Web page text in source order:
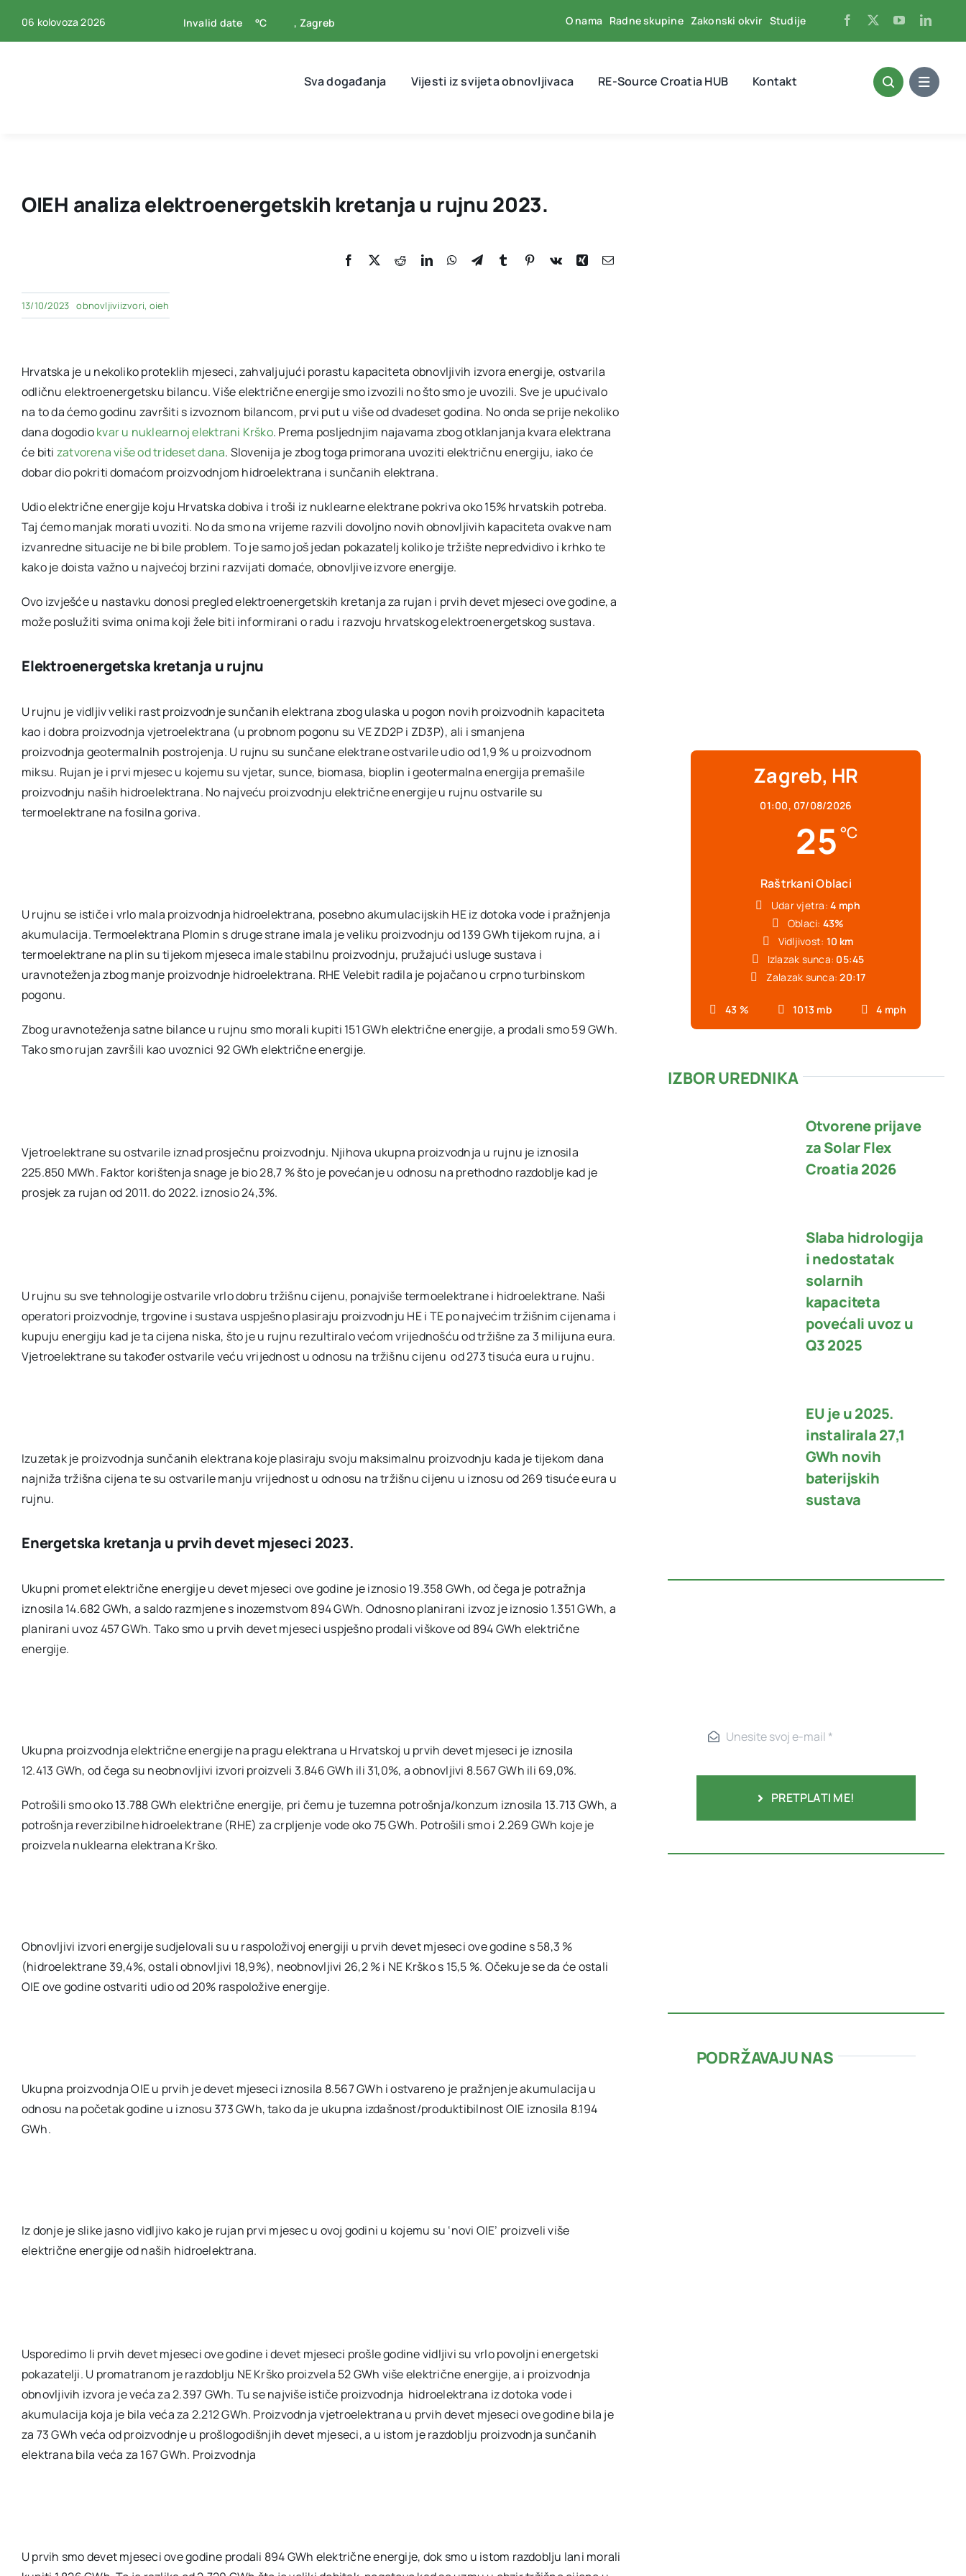
06 kolovoza 2026 Invalid date °C , Zagreb O nama Radne skupine Zakonski okvir Studije
Sva događanja Vijesti iz svijeta obnovljivaca RE-Source Croatia HUB Kontakt
OIEH analiza elektroenergetskih kretanja u rujnu 2023.
13/10/2023 obnovljiviizvori, oieh
Hrvatska je u nekoliko proteklih mjeseci, zahvaljujući porastu kapaciteta obnovljivih izvora energije, ostvarila
odličnu elektroenergetsku bilancu. Više električne energije smo izvozili no što smo je uvozili. Sve je upućivalo
na to da ćemo godinu završiti s izvoznom bilancom, prvi put u više od dvadeset godina. No onda se prije nekoliko
dana dogodiokvar u nuklearnoj elektrani Krško. Prema posljednjim najavama zbog otklanjanja kvara elektrana
će biti zatvorena više od trideset dana. Slovenija je zbog toga primorana uvoziti električnu energiju, iako će
dobar dio pokriti domaćom proizvodnjom hidroelektrana i sunčanih elektrana.
Udio električne energije koju Hrvatska dobiva i troši iz nuklearne elektrane pokriva oko 15% hrvatskih potreba.
Taj ćemo manjak morati uvoziti. No da smo na vrijeme razvili dovoljno novih obnovljivih kapaciteta ovakve nam
izvanredne situacije ne bi bile problem. To je samo još jedan pokazatelj koliko je tržište nepredvidivo i krhko te
kako je doista važno u najvećoj brzini razvijati domaće, obnovljive izvore energije.
Ovo izvješće u nastavku donosi pregled elektroenergetskih kretanja za rujan i prvih devet mjeseci ove godine, a
može poslužiti svima onima koji žele biti informirani o radu i razvoju hrvatskog elektroenergetskog sustava.
Elektroenergetska kretanja u rujnu
U rujnu je vidljiv veliki rast proizvodnje sunčanih elektrana zbog ulaska u pogon novih proizvodnih kapaciteta
kao i dobra proizvodnja vjetroelektrana (u probnom pogonu su VE ZD2P i ZD3P), ali i smanjena
proizvodnja geotermalnih postrojenja. U rujnu su sunčane elektrane ostvarile udio od 1,9 % u proizvodnom
miksu. Rujan je i prvi mjesec u kojemu su vjetar, sunce, biomasa, bioplin i geotermalna energija premašile
proizvodnju naših hidroelektrana. No najveću proizvodnju električne energije u rujnu ostvarile su
termoelektrane na fosilna goriva.
U rujnu se ističe i vrlo mala proizvodnja hidroelektrana, posebno akumulacijskih HE iz dotoka vode i pražnjenja
akumulacija. Termoelektrana Plomin s druge strane imala je veliku proizvodnju od 139 GWh tijekom rujna, a i
termoelektrane na plin su tijekom mjeseca imale stabilnu proizvodnju, pružajući usluge sustava i
uravnoteženja zbog manje proizvodnje hidroelektrana. RHE Velebit radila je pojačano u crpno turbinskom
pogonu.
Zbog uravnoteženja satne bilance u rujnu smo morali kupiti 151 GWh električne energije, a prodali smo 59 GWh.
Tako smo rujan završili kao uvoznici 92 GWh električne energije.
Vjetroelektrane su ostvarile iznad prosječnu proizvodnju. Njihova ukupna proizvodnja u rujnu je iznosila
225.850 MWh. Faktor korištenja snage je bio 28,7 % što je povećanje u odnosu na prethodno razdoblje kad je
prosjek za rujan od 2011. do 2022. iznosio 24,3%.
U rujnu su sve tehnologije ostvarile vrlo dobru tržišnu cijenu, ponajviše termoelektrane i hidroelektrane. Naši
operatori proizvodnje, trgovine i sustava uspješno plasiraju proizvodnju HE i TE po najvećim tržišnim cijenama i
kupuju energiju kad je ta cijena niska, što je u rujnu rezultiralo većom vrijednošću od tržišne za 3 milijuna eura.
Vjetroelektrane su također ostvarile veću vrijednost u odnosu na tržišnu cijenu od 273 tisuća eura u rujnu.
Izuzetak je proizvodnja sunčanih elektrana koje plasiraju svoju maksimalnu proizvodnju kada je tijekom dana
najniža tržišna cijena te su ostvarile manju vrijednost u odnosu na tržišnu cijenu u iznosu od 269 tisuće eura u
rujnu.
Energetska kretanja u prvih devet mjeseci 2023.
Ukupni promet električne energije u devet mjeseci ove godine je iznosio 19.358 GWh, od čega je potražnja
iznosila 14.682 GWh, a saldo razmjene s inozemstvom 894 GWh. Odnosno planirani izvoz je iznosio 1.351 GWh, a
planirani uvoz 457 GWh. Tako smo u prvih devet mjeseci uspješno prodali viškove od 894 GWh električne
energije.
Ukupna proizvodnja električne energije na pragu elektrana u Hrvatskoj u prvih devet mjeseci je iznosila
12.413 GWh, od čega su neobnovljivi izvori proizveli 3.846 GWh ili 31,0%, a obnovljivi 8.567 GWh ili 69,0%.
Potrošili smo oko 13.788 GWh električne energije, pri čemu je tuzemna potrošnja/konzum iznosila 13.713 GWh, a
potrošnja reverzibilne hidroelektrane (RHE) za crpljenje vode oko 75 GWh. Potrošili smo i 2.269 GWh koje je
proizvela nuklearna elektrana Krško.
Obnovljivi izvori energije sudjelovali su u raspoloživoj energiji u prvih devet mjeseci ove godine s 58,3 %
(hidroelektrane 39,4%, ostali obnovljivi 18,9%), neobnovljivi 26,2 % i NE Krško s 15,5 %. Očekuje se da će ostali
OIE ove godine ostvariti udio od 20% raspoložive energije.
Ukupna proizvodnja OIE u prvih je devet mjeseci iznosila 8.567 GWh i ostvareno je pražnjenje akumulacija u
odnosu na početak godine u iznosu 373 GWh, tako da je ukupna izdašnost/produktibilnost OIE iznosila 8.194
GWh.
Iz donje je slike jasno vidljivo kako je rujan prvi mjesec u ovoj godini u kojemu su ‘novi OIE’ proizveli više
električne energije od naših hidroelektrana.
Usporedimo li prvih devet mjeseci ove godine i devet mjeseci prošle godine vidljivi su vrlo povoljni energetski
pokazatelji. U promatranom je razdoblju NE Krško proizvela 52 GWh više električne energije, a i proizvodnja
obnovljivih izvora je veća za 2.397 GWh. Tu se najviše ističe proizvodnja hidroelektrana iz dotoka vode i
akumulacija koja je bila veća za 2.212 GWh. Proizvodnja vjetroelektrana u prvih devet mjeseci ove godine bila je
za 73 GWh veća od proizvodnje u prošlogodišnjih devet mjeseci, a u istom je razdoblju proizvodnja sunčanih
elektrana bila veća za 167 GWh. Proizvodnja
U prvih smo devet mjeseci ove godine prodali 894 GWh električne energije, dok smo u istom razdoblju lani morali
Zagreb, HR
01:00, 07/08/2026
25 °C
Raštrkani Oblaci
43 % 1013 mb 4 mph
Udar vjetra: 4 mph
Oblaci: 43%
Vidljivost: 10 km
Izlazak sunca: 05:45
Zalazak sunca: 20:17
IZBOR UREDNIKA
Otvorene prijave
za Solar Flex
Croatia 2026
Slaba hidrologija
i nedostatak
solarnih
kapaciteta
povećali uvoz u
Q3 2025
EU je u 2025.
instalirala 27,1
GWh novih
baterijskih
sustava
PRETPLATI ME!
PODRŽAVAJU NAS